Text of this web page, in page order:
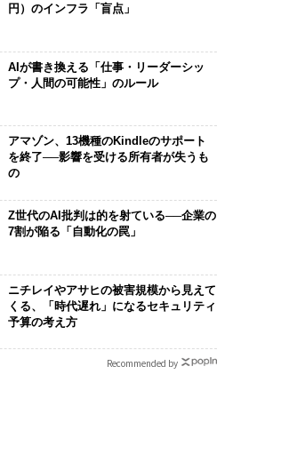
円）のインフラ「盲点」
AIが書き換える「仕事・リーダーシッ
プ・人間の可能性」のルール
アマゾン、13機種のKindleのサポート
を終了──影響を受ける所有者が失うも
の
Z世代のAI批判は的を射ている──企業の
7割が陥る「自動化の罠」
ニチレイやアサヒの被害規模から見えて
くる、「時代遅れ」になるセキュリティ
予算の考え方
Recommended by